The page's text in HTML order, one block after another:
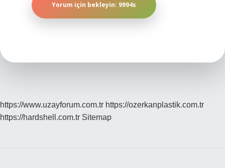
https://www.uzayforum.com.tr https://ozerkanplastik.com.tr
https://hardshell.com.tr Sitemap